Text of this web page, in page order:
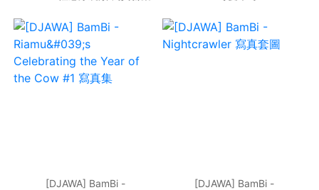
[DJAWA] BamBi -
[DJAWA] BamBi -